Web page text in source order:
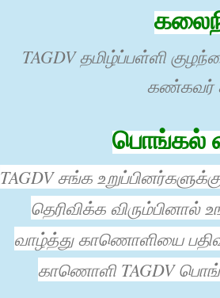
TAGDV தமிழ்ப்பள்ளி
கண்கவர்
பொங்கல்
TAGDV சங்க
தெரிவிக்க
வாழ்த்து காணொளியை
காணொளி TAGDV